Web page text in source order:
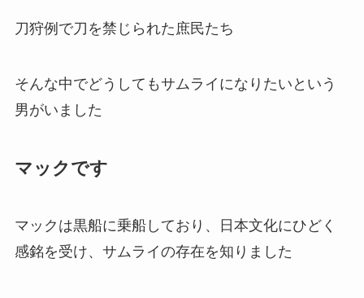
刀狩例で刀を禁じられた庶民たち
そんな中でどうしてもサムライになりたいという
男がいました
マックです
マックは黒船に乗船しており、日本文化にひどく
感銘を受け、サムライの存在を知りました